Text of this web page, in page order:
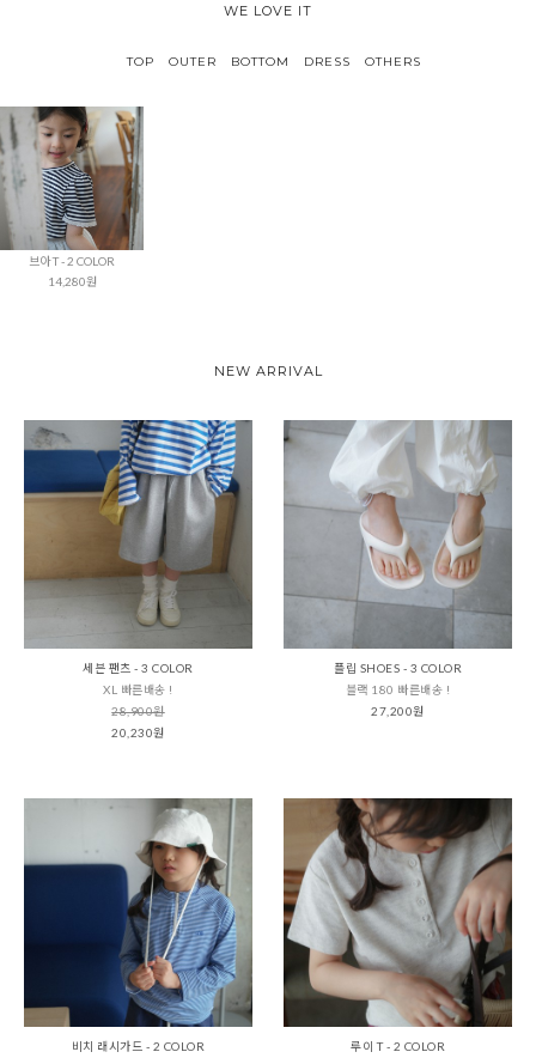
WE LOVE IT
TOP OUTER BOTTOM DRESS OTHERS
브아 T - 2 COLOR
14,280원
NEW ARRIVAL
세븐 팬츠 - 3 COLOR
XL 빠른배송 !
28,900원
20,230원
플립 SHOES - 3 COLOR
블랙 180 빠른배송 !
27,200원
비치 래시가드 - 2 COLOR
루이 T - 2 COLOR